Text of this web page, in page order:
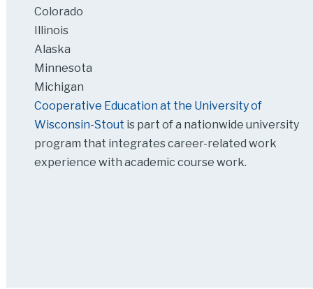
Colorado
Illinois
Alaska
Minnesota
Michigan
Cooperative Education at the University of
Wisconsin-Stout is part of a nationwide university
program that integrates career-related work
experience with academic course work.